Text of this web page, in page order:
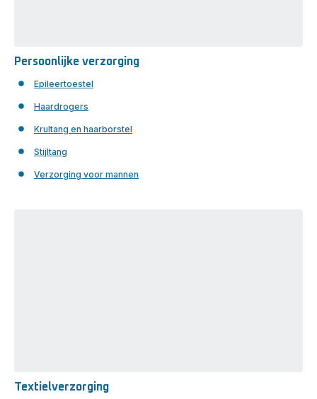
Persoonlijke verzorging
Epileertoestel
Haardrogers
Krultang en haarborstel
Stijltang
Verzorging voor mannen
Textielverzorging